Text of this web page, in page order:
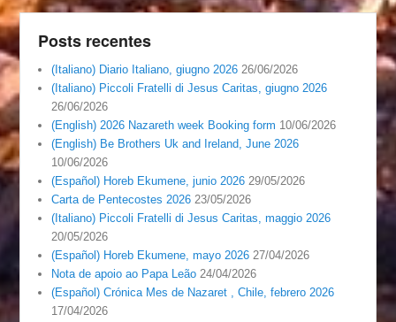
Posts recentes
(Italiano) Diario Italiano, giugno 2026 26/06/2026
(Italiano) Piccoli Fratelli di Jesus Caritas, giugno 2026
26/06/2026
(English) 2026 Nazareth week Booking form 10/06/2026
(English) Be Brothers Uk and Ireland, June 2026
10/06/2026
(Español) Horeb Ekumene, junio 2026 29/05/2026
Carta de Pentecostes 2026 23/05/2026
(Italiano) Piccoli Fratelli di Jesus Caritas, maggio 2026
20/05/2026
(Español) Horeb Ekumene, mayo 2026 27/04/2026
Nota de apoio ao Papa Leão 24/04/2026
(Español) Crónica Mes de Nazaret , Chile, febrero 2026
17/04/2026